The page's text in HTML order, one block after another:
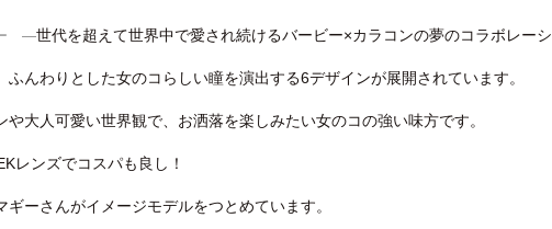
ー ―世代を超えて世界中で愛され続けるバービー×カラコンの夢のコラボレー
んわりとした女のコらしい瞳を演出する6デザインが展開されています。
大人可愛い世界観で、お洒落を楽しみたい女のコの強い味方です。
レンズでコスパも良し！
ーさんがイメージモデルをつとめています。